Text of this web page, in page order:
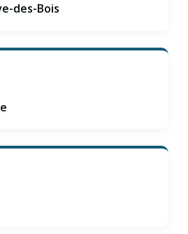
des-Bois